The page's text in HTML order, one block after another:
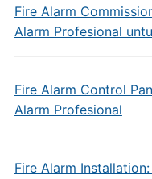
Fire Alarm
Alarm Profesional
Fire Alarm Control
Alarm Profesional
Fire Alarm